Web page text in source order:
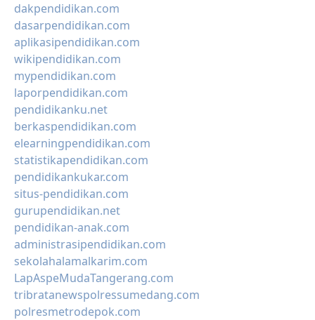
dakpendidikan.com
dasarpendidikan.com
aplikasipendidikan.com
wikipendidikan.com
mypendidikan.com
laporpendidikan.com
pendidikanku.net
berkaspendidikan.com
elearningpendidikan.com
statistikapendidikan.com
pendidikankukar.com
situs-pendidikan.com
gurupendidikan.net
pendidikan-anak.com
administrasipendidikan.com
sekolahalamalkarim.com
LapAspeMudaTangerang.com
tribratanewspolressumedang.com
polresmetrodepok.com